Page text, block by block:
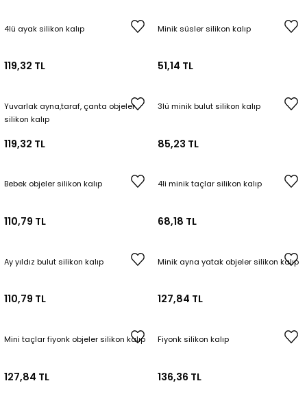
4lü ayak silikon kalıp
119,32 TL
Minik süsler silikon kalıp
51,14 TL
Yuvarlak ayna,taraf, çanta objeler
silikon kalıp
119,32 TL
3lü minik bulut silikon kalıp
85,23 TL
Bebek objeler silikon kalıp
110,79 TL
4li minik taçlar silikon kalıp
68,18 TL
Ay yıldız bulut silikon kalıp
110,79 TL
Minik ayna yatak objeler silikon kalıp
127,84 TL
Mini taçlar fiyonk objeler silikon kalıp
127,84 TL
Fiyonk silikon kalıp
136,36 TL